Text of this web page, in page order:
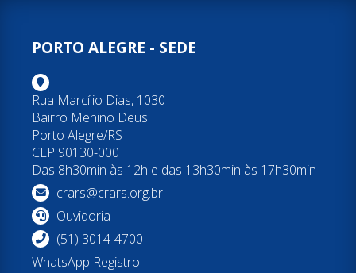
PORTO ALEGRE - SEDE
Rua Marcílio Dias, 1030
Bairro Menino Deus
Porto Alegre/RS
CEP 90130-000
Das 8h30min às 12h e das 13h30min às 17h30min
crars@crars.org.br
Ouvidoria
(51) 3014-4700
WhatsApp Registro: